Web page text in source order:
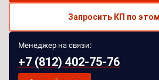
Запросить КП по
Менеджер на связи:
+7 (812) 402-75-76